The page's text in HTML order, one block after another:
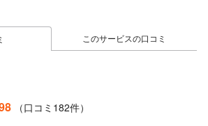
このサービスの口コミ
（口コミ182件）